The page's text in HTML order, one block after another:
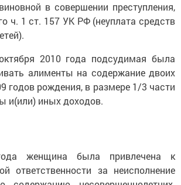
в совершении преступления,
ч. 1 ст. 157 УК РФ (неуплата средств
2010 года подсудимая была
алименты на содержание двоих
годов рождения, в размере 1/3 части
и(или) иных доходов.
женщина была привлечена к
ответственности за неисполнение